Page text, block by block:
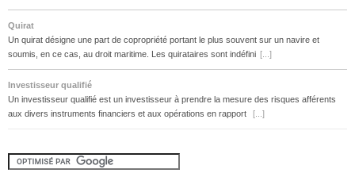
Quirat
Un quirat désigne une part de copropriété portant le plus souvent sur un navire et
soumis, en ce cas, au droit maritime. Les quirataires sont indéfini [...]
Investisseur qualifié
Un investisseur qualifié est un investisseur à prendre la mesure des risques afférents
aux divers instruments financiers et aux opérations en rapport
[...]